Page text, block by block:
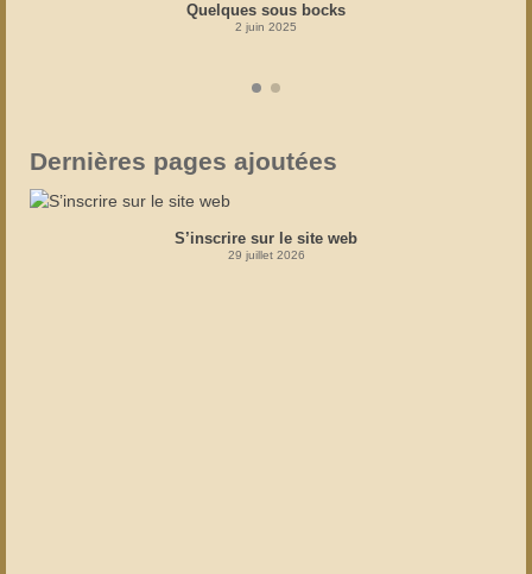
Quelques sous bocks
2 juin 2025
Dernières pages ajoutées
S’inscrire sur le site web
29 juillet 2026